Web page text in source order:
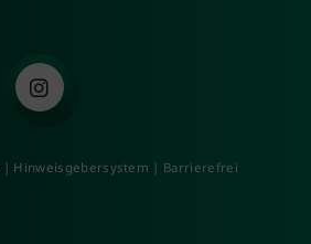
| Hinweisgebersystem | Barrierefrei